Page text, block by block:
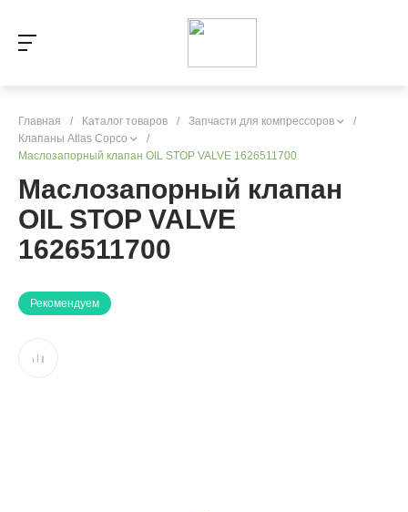
Главная / Каталог товаров / Запчасти для компрессоров
/
Клапаны Atlas Copco
/
Маслозапорный клапан OIL STOP VALVE 1626511700
Маслозапорный клапан
OIL STOP VALVE
1626511700
Рекомендуем